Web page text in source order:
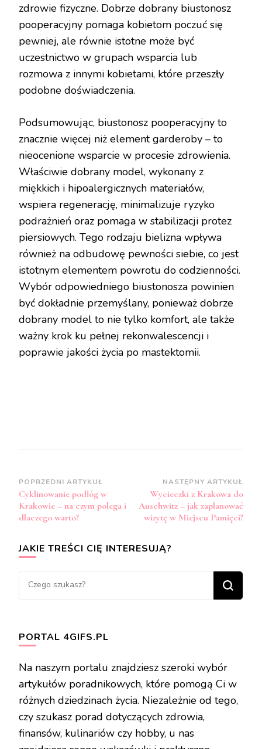
zdrowie fizyczne. Dobrze dobrany biustonosz
pooperacyjny pomaga kobietom poczuć się
pewniej, ale równie istotne może być
uczestnictwo w grupach wsparcia lub
rozmowa z innymi kobietami, które przeszły
podobne doświadczenia.
Podsumowując, biustonosz pooperacyjny to
znacznie więcej niż element garderoby – to
nieocenione wsparcie w procesie zdrowienia.
Właściwie dobrany model, wykonany z
miękkich i hipoalergicznych materiałów,
wspiera regenerację, minimalizuje ryzyko
podrażnień oraz pomaga w stabilizacji protez
piersiowych. Tego rodzaju bielizna wpływa
również na odbudowę pewności siebie, co jest
istotnym elementem powrotu do codzienności.
Wybór odpowiedniego biustonosza powinien
być dokładnie przemyślany, ponieważ dobrze
dobrany model to nie tylko komfort, ale także
ważny krok ku pełnej rekonwalescencji i
poprawie jakości życia po mastektomii.
Zobacz
wpisy
POPRZEDNI ARTYKUŁ
Cyklinowanie podłóg w
Krakowie – na czym polega i
dlaczego warto?
NASTĘPNY ARTYKUŁ
Wycieczki z Krakowa do
Auschwitz – jak zaplanować
wizytę w Miejscu Pamięci?
JAKIE TREŚCI CIĘ INTERESUJĄ?
Szukasz
czegoś?
PORTAL 4GIFS.PL
Na naszym portalu znajdziesz szeroki wybór
artykułów poradnikowych, które pomogą Ci w
różnych dziedzinach życia. Niezależnie od tego,
czy szukasz porad dotyczących zdrowia,
finansów, kulinariów czy hobby, u nas